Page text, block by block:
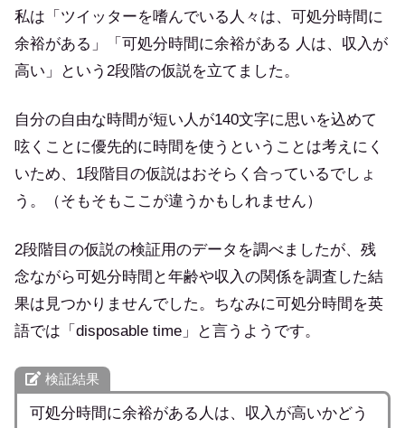
私は「ツイッターを嗜んでいる人々は、可処分時間に
余裕がある」「可処分時間に余裕がある 人は、収入が
高い」という2段階の仮説を立てました。
自分の自由な時間が短い人が140文字に思いを込めて
呟くことに優先的に時間を使うということは考えにく
いため、1段階目の仮説はおそらく合っているでしょ
う。（そもそもここが違うかもしれません）
2段階目の仮説の検証用のデータを調べましたが、残
念ながら可処分時間と年齢や収入の関係を調査した結
果は見つかりませんでした。ちなみに可処分時間を英
語では「disposable time」と言うようです。
検証結果
可処分時間に余裕がある人は、収入が高いかどう